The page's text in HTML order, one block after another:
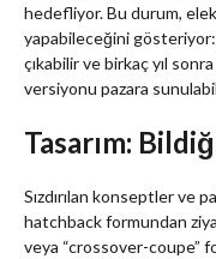
hedefliyor. Bu durum,
yapabileceğini
çıkabilir ve birkaç yıl
versiyonu pazara
Tasarım:
Sızdırılan konseptler ve
hatchback formundan
veya “crossover-coupe”